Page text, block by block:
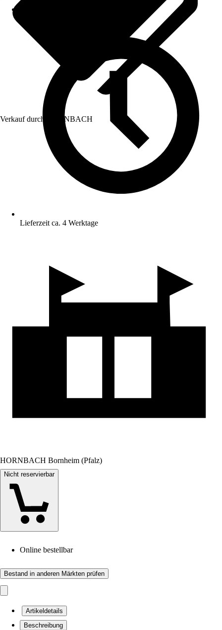
Verkauf durch: HORNBACH
Lieferzeit ca. 4 Werktage
HORNBACH Bornheim (Pfalz)
Nicht reservierbar
Online bestellbar
Bestand in anderen Märkten prüfen
Artikeldetails
Beschreibung